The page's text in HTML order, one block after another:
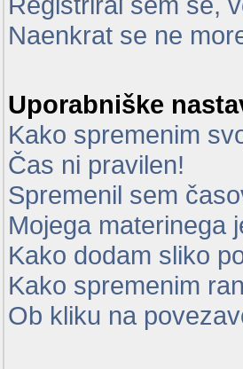
Naenkrat se ne
Uporabniške
Kako spremenim
Čas ni pravilen!
Spremenil sem
Mojega materinega
Kako dodam sliko
Kako spremenim
Ob kliku na